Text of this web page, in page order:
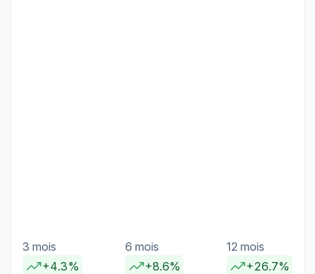
3 mois
+4.3%
6 mois
+8.6%
12 mois
+26.7%